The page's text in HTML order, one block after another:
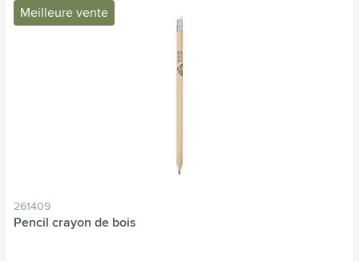
Meilleure vente
261409
Pencil crayon de bois